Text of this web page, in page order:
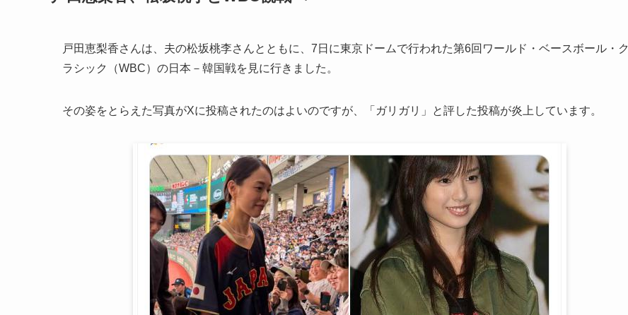
戸田恵梨香さんは、夫の松坂桃李さんとともに、7日に東京ドームで行われた第6回ワールド・ベースボール・ク
ラシック（WBC）の日本－韓国戦を見に行きました。
その姿をとらえた写真がXに投稿されたのはよいのですが、「ガリガリ」と評した投稿が炎上しています。